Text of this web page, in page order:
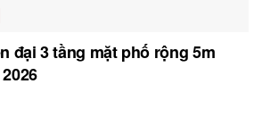
đại 3 tầng mặt phố rộng 5m